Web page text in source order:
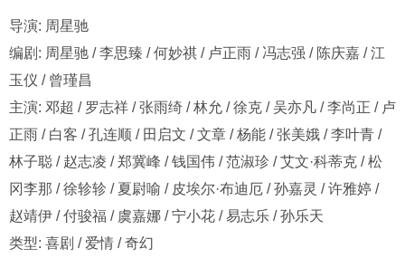
导演: 周星驰
编剧: 周星驰 / 李思臻 / 何妙祺 / 卢正雨 / 冯志强 / 陈庆嘉 / 江
玉仪 / 曾瑾昌
主演: 邓超 / 罗志祥 / 张雨绮 / 林允 / 徐克 / 吴亦凡 / 李尚正 / 卢
正雨 / 白客 / 孔连顺 / 田启文 / 文章 / 杨能 / 张美娥 / 李叶青 /
林子聪 / 赵志凌 / 郑冀峰 / 钱国伟 / 范淑珍 / 艾文·科蒂克 / 松
冈李那 / 徐轸轸 / 夏尉喻 / 皮埃尔·布迪厄 / 孙嘉灵 / 许雅婷 /
赵靖伊 / 付骏福 / 虞嘉娜 / 宁小花 / 易志乐 / 孙乐天
类型: 喜剧 / 爱情 / 奇幻